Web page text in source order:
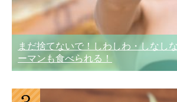
まだ捨てないで！しわしわ・しなし
ーマンも食べられる！